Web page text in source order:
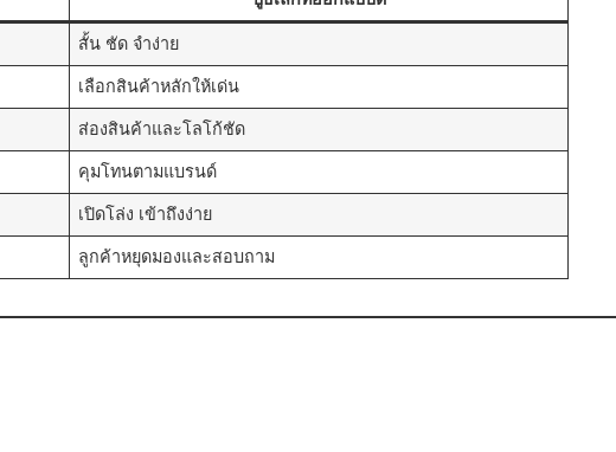
สั้น ชัด จำง่าย
เลือกสินค้าหลักให้เด่น
ส่องสินค้าและโลโก้ชัด
คุมโทนตามแบรนด์
เปิดโล่ง เข้าถึงง่าย
ลูกค้าหยุดมองและสอบถาม